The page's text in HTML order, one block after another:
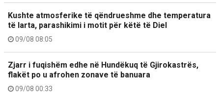
Kushte atmosferike të qëndrueshme dhe temperatura
të larta, parashikimi i motit për këtë të Diel
09/08 08:05
Zjarr i fuqishëm edhe në Hundëkuq të Gjirokastrës,
flakët po u afrohen zonave të banuara
09/08 00:33